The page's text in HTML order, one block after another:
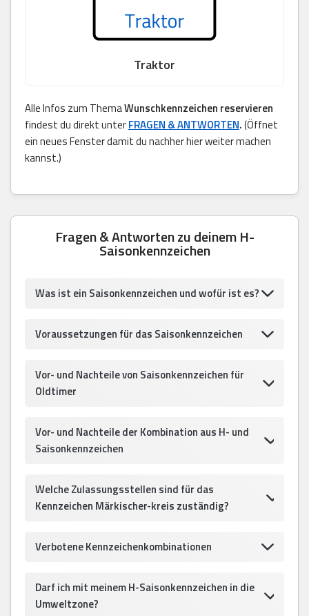
Traktor
Alle Infos zum ThemaWunschkennzeichen reservieren
findest du direkt unterFRAGEN & ANTWORTEN.(Öffnet
ein neues Fenster damit du nachher hier weiter machen
kannst.)
Fragen & Antworten zu deinem H-
Saisonkennzeichen
Was ist ein Saisonkennzeichen und wofür ist es?
Voraussetzungen für das Saisonkennzeichen
Vor- und Nachteile von Saisonkennzeichen für
Oldtimer
Vor- und Nachteile der Kombination aus H- und
Saisonkennzeichen
Welche Zulassungsstellen sind für das
Kennzeichen Märkischer-kreis zuständig?
Verbotene Kennzeichenkombinationen
Darf ich mit meinem H-Saisonkennzeichen in die
Umweltzone?